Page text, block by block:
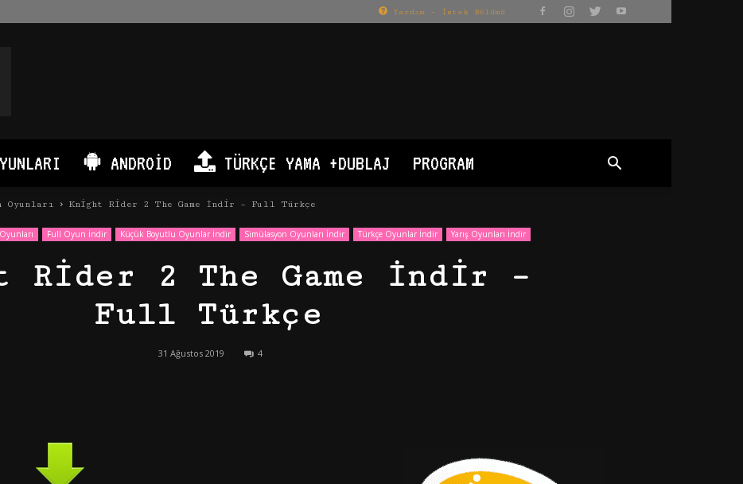
Yardım – İstek Bölümü
ANDROID TÜRKÇE YAMA +DUBLAJ PROGRAM
Oyunları Knight Rider 2 The Game İndir – Full Türkçe
Full Oyun İndir Küçük Boyutlu Oyunlar İndir Simülasyon Oyunları İndir Türkçe Oyunlar İndir Yarış Oyunları İndir
Rider 2 The Game İndir –
Full Türkçe
31 Ağustos 2019 4